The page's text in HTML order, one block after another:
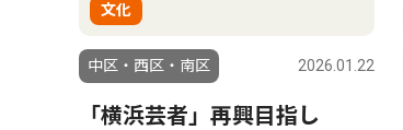
文化
中区・西区・南区 2026.01.22
「横浜芸者」再興目指し